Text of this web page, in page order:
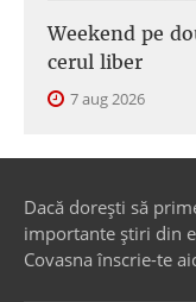
Weekend pe
cerul liber
7 aug 2026
Dacă dorești să
importante știri din
Covasna înscrie-te